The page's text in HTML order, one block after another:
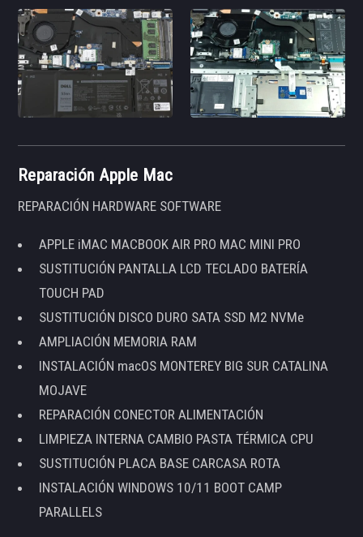
Reparación Apple Mac
REPARACIÓN HARDWARE SOFTWARE
APPLE iMAC MACBOOK AIR PRO MAC MINI PRO
SUSTITUCIÓN PANTALLA LCD TECLADO BATERÍA
TOUCH PAD
SUSTITUCIÓN DISCO DURO SATA SSD M2 NVMe
AMPLIACIÓN MEMORIA RAM
INSTALACIÓN macOS MONTEREY BIG SUR CATALINA
MOJAVE
REPARACIÓN CONECTOR ALIMENTACIÓN
LIMPIEZA INTERNA CAMBIO PASTA TÉRMICA CPU
SUSTITUCIÓN PLACA BASE CARCASA ROTA
INSTALACIÓN WINDOWS 10/11 BOOT CAMP
PARALLELS